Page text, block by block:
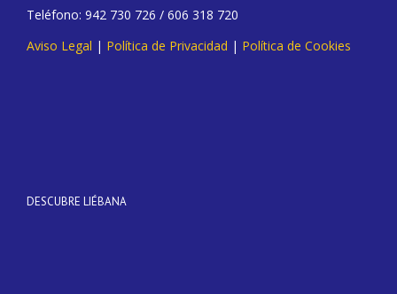
Teléfono: 942 730 726 / 606 318 720
Aviso Legal | Política de Privacidad | Política de Cookies
DESCUBRE LIÉBANA